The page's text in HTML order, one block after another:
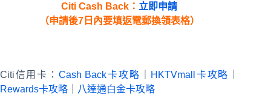
Citi Cash Back： 立即申請
（申請後7日內要填返電郵換領表格）
Citi信用卡： Cash Back卡攻略 HKTVmall卡攻略
Rewards卡攻略
八達通白金卡攻略